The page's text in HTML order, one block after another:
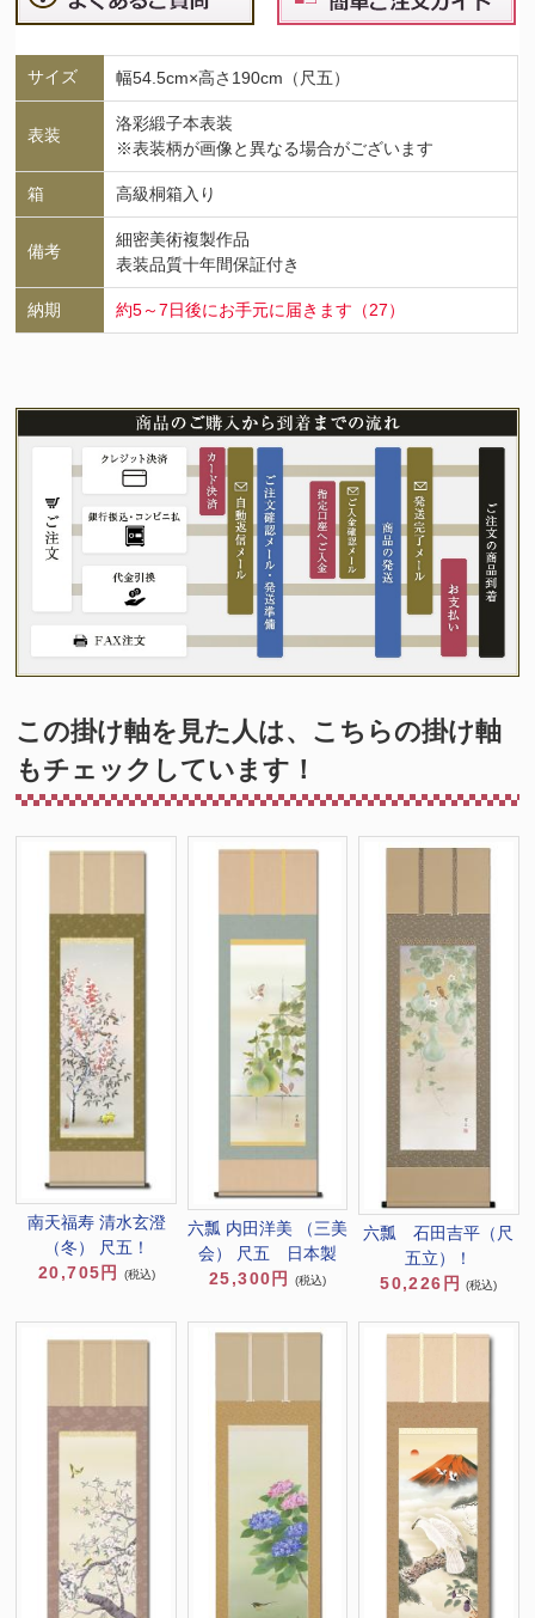
サイズ 幅54.5cm×高さ190cm（尺五）
表装
洛彩緞子本表装
※表装柄が画像と異なる場合がございます
箱 高級桐箱入り
備考
細密美術複製作品
表装品質十年間保証付き
納期 約5～7日後にお手元に届きます（27）
この掛け軸を見た人は、こちらの掛け軸
もチェックしています！
南天福寿 清水玄澄
（冬） 尺五！
20,705円
(税込)
六瓢 内田洋美 （三美
会） 尺五 日本製
25,300円
(税込)
六瓢 石田吉平（尺
五立）！
50,226円
(税込)